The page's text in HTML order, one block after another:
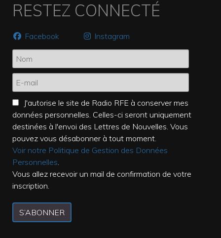
RESTEZ CONNECTÉ
Facebook Instagram
J'autorise le site de Radio RFE à conserver mes
données personnelles. Celles-ci seront uniquement
destinées à l'envoi des Lettres de Nouvelles. Vous
pouvez vous désabonner à tout moment.
Voir notre Politique de Gestion des Données
Personnelles.
Vous allez recevoir un mail de confirmation de votre
inscription.
S’ABONNER